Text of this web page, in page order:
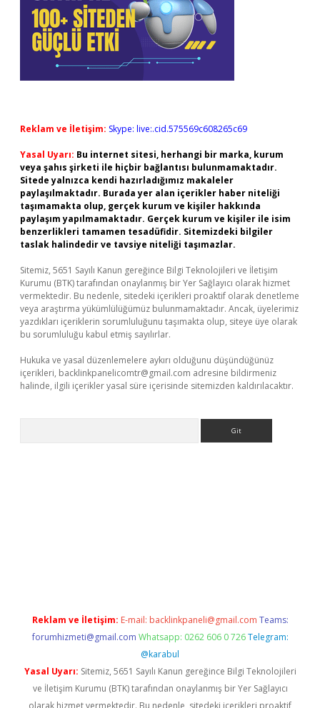
Reklam ve İletişim: Skype: live:.cid.575569c608265c69
Yasal Uyarı: Bu internet sitesi, herhangi bir marka, kurum
veya şahıs şirketi ile hiçbir bağlantısı bulunmamaktadır.
Sitede yalnızca kendi hazırladığımız makaleler
paylaşılmaktadır. Burada yer alan içerikler haber niteliği
taşımamakta olup, gerçek kurum ve kişiler hakkında
paylaşım yapılmamaktadır. Gerçek kurum ve kişiler ile isim
benzerlikleri tamamen tesadüfidir. Sitemizdeki bilgiler
taslak halindedir ve tavsiye niteliği taşımazlar.
Sitemiz, 5651 Sayılı Kanun gereğince Bilgi Teknolojileri ve İletişim
Kurumu (BTK) tarafından onaylanmış bir Yer Sağlayıcı olarak hizmet
vermektedir. Bu nedenle, sitedeki içerikleri proaktif olarak denetleme
veya araştırma yükümlülüğümüz bulunmamaktadır. Ancak, üyelerimiz
yazdıkları içeriklerin sorumluluğunu taşımakta olup, siteye üye olarak
bu sorumluluğu kabul etmiş sayılırlar.
Hukuka ve yasal düzenlemelere aykırı olduğunu düşündüğünüz
içerikleri, backlinkpanelicomtr@gmail.com adresine bildirmeniz
halinde, ilgili içerikler yasal süre içerisinde sitemizden kaldırılacaktır.
Reklam ve İletişim: E-mail: backlinkpaneli@gmail.com Teams:
forumhizmeti@gmail.com Whatsapp: 0262 606 0 726 Telegram:
@karabul
Yasal Uyarı: Sitemiz, 5651 Sayılı Kanun gereğince Bilgi Teknolojileri
ve İletişim Kurumu (BTK) tarafından onaylanmış bir Yer Sağlayıcı
olarak hizmet vermektedir. Bu nedenle, sitedeki içerikleri proaktif